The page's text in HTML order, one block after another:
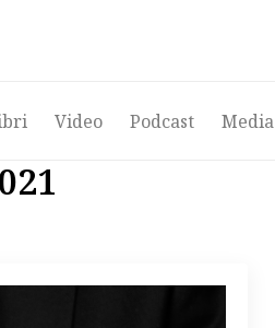
Video Podcast Media